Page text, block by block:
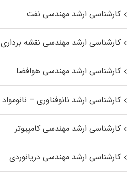
کارشناسی ارشد مهندسی نفت
کارشناسی ارشد مهندسی نقشه برداری
کارشناسی ارشد مهندسی هوافضا
کارشناسی ارشد نانوفناوری – نانومواد
کارشناسی ارشد مهندسی کامپیوتر
کارشناسی ارشد مهندسی دریانوردی